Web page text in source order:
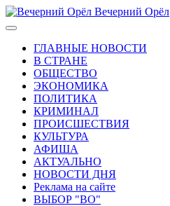
Вечерний Орёл
ГЛАВНЫЕ НОВОСТИ
В СТРАНЕ
ОБЩЕСТВО
ЭКОНОМИКА
ПОЛИТИКА
КРИМИНАЛ
ПРОИСШЕСТВИЯ
КУЛЬТУРА
АФИША
АКТУАЛЬНО
НОВОСТИ ДНЯ
Реклама на сайте
ВЫБОР "ВО"